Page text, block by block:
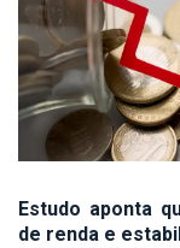
Estudo aponta
de renda e